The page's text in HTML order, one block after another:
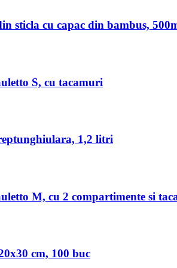
sticla cu capac din bambus,
S, cu tacamuri
1,2 litri
M, cu 2 compartimente si
cm, 100 buc